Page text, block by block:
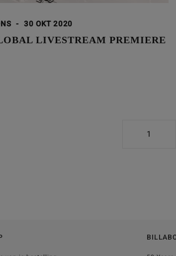
- 30 OKT 2020
LIVESTREAM PREMIERE
1